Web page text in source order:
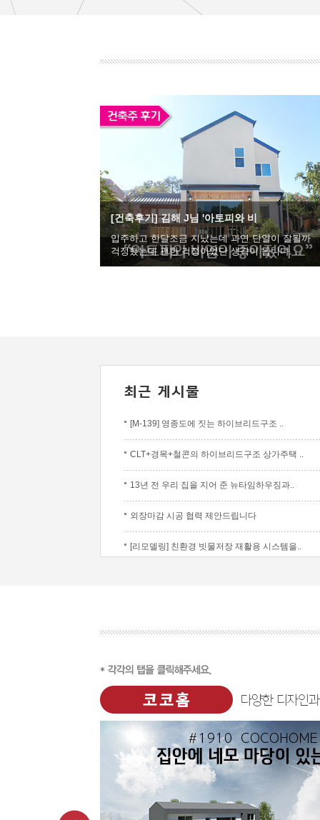
[건축후기] 김해 J님 '아토피와 비
입주하고 한달조금 지났는데 과연 단열이 잘될까
걱정했는데 괜한 걱정이었단 생각이 듭니다. ..
[M-139] 영종도에 짓는 하이브리드구조 ..
CLT+경목+철콘의 하이브리드구조 상가주택 ..
13년 전 우리 집을 지어 준 뉴타임하우징과..
외장마감 시공 협력 제안드립니다
[리모델링] 친환경 빗물저장 재활용 시스템을..